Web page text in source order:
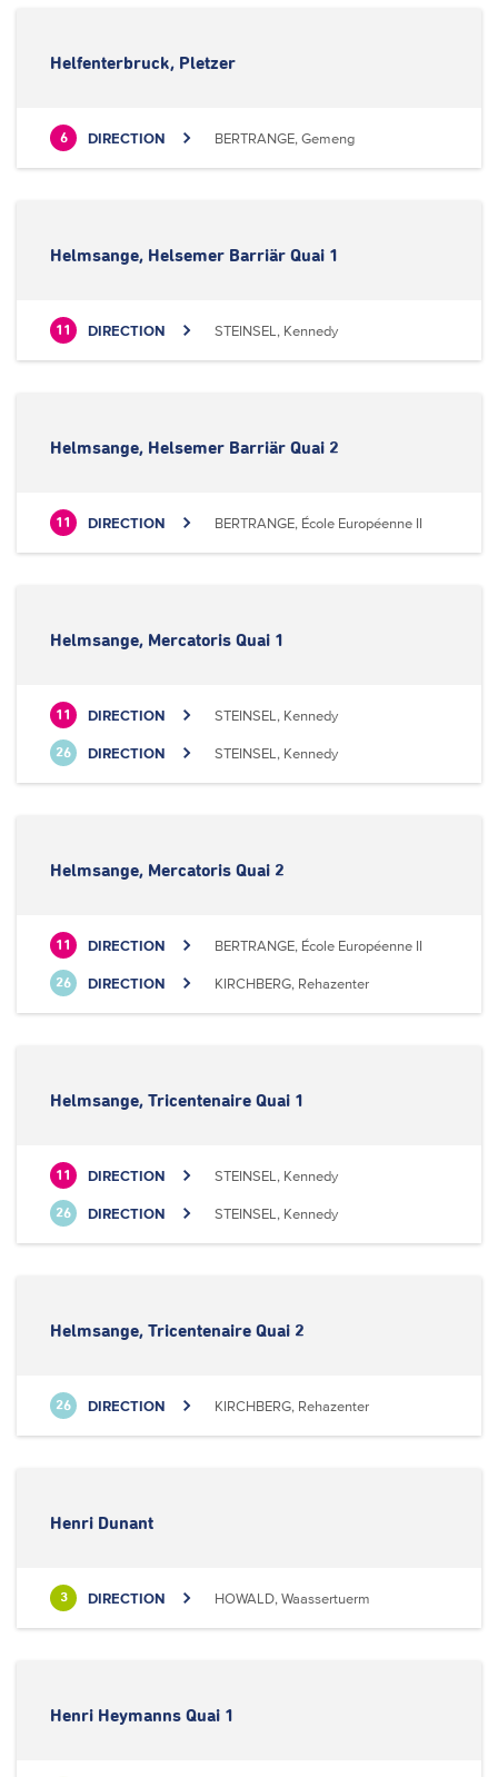
Helfenterbruck, Pletzer
6 DIRECTION BERTRANGE, Gemeng
Helmsange, Helsemer Barriär Quai 1
11 DIRECTION STEINSEL, Kennedy
Helmsange, Helsemer Barriär Quai 2
11 DIRECTION BERTRANGE, École Européenne II
Helmsange, Mercatoris Quai 1
11 DIRECTION STEINSEL, Kennedy
26 DIRECTION STEINSEL, Kennedy
Helmsange, Mercatoris Quai 2
11 DIRECTION BERTRANGE, École Européenne II
26 DIRECTION KIRCHBERG, Rehazenter
Helmsange, Tricentenaire Quai 1
11 DIRECTION STEINSEL, Kennedy
26 DIRECTION STEINSEL, Kennedy
Helmsange, Tricentenaire Quai 2
26 DIRECTION KIRCHBERG, Rehazenter
Henri Dunant
3 DIRECTION HOWALD, Waassertuerm
Henri Heymanns Quai 1